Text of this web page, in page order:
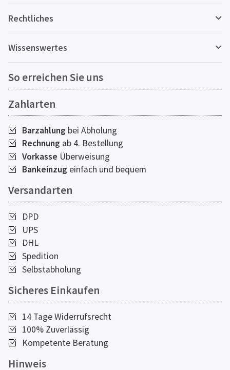
Rechtliches
Wissenswertes
So erreichen Sie uns
Zahlarten
Barzahlung bei Abholung
Rechnung ab 4. Bestellung
Vorkasse Überweisung
Bankeinzug einfach und bequem
Versandarten
DPD
UPS
DHL
Spedition
Selbstabholung
Sicheres Einkaufen
14 Tage Widerrufsrecht
100% Zuverlässig
Kompetente Beratung
Hinweis